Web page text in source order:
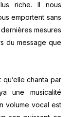
riche. Il nous
emportent sans
mesures
du message que
chanta par
une musicalité
volume vocal est